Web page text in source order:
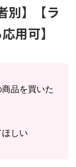
別】【ラ
用可】
品を買いた
しい